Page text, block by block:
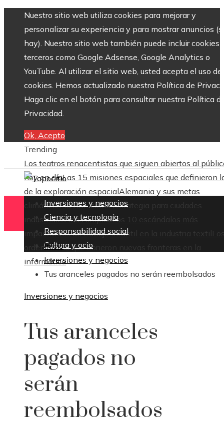
Nuestro sitio web utiliza cookies para mejorar y
personalizar su experiencia y para mostrar anuncios
hay). Nuestro sitio web también puede incluir cookies
terceros como Google Adsense, Google Analytics o
YouTube. Al utilizar el sitio web, usted acepta el uso de
cookies. Hemos actualizado nuestra Política de
Haga clic en el botón para consultar nuestra Política
Privacidad.
Ok, Acepto
Trending
Los teatros renacentistas que siguen abiertos al
hoy en díaLas 15 misiones espaciales que definieron
de la exploración espacialAlemania y sus metas
climáticas: la RSE como estrategia para ciudades
industriales más limpiasLos 10 escándalos más
impactantes de trabajo infantil en la industria textil
ordenadores que abrieron nuevas fronteras en la
informática
Inversiones y negocios
Ciencia y tecnología
Responsabilidad social
Cultura y ocio
Inicio
Inversiones y negocios
Tus aranceles pagados no serán reembolsados
Inversiones y negocios
Tus aranceles
pagados no
serán
reembolsados